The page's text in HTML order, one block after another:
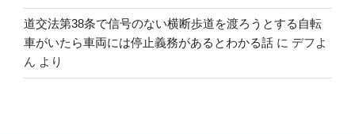
道交法第38条で信号のない横断歩道を渡ろうとする自転
車がいたら車両には停止義務があるとわかる話 に デフよ
ん より